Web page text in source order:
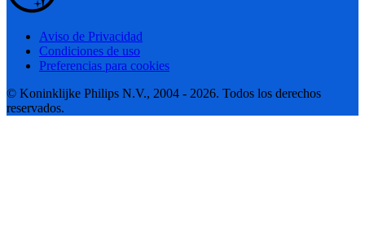
Aviso de Privacidad
Condiciones de uso
Preferencias para cookies
© Koninklijke Philips N.V., 2004 - 2026. Todos los derechos
reservados.